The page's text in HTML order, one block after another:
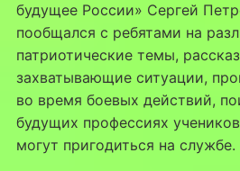
будущее России» Сергей
пообщался с ребятами на
патриотические темы,
захватывающие ситуации,
во время боевых действий,
будущих профессиях
могут пригодиться на службе.